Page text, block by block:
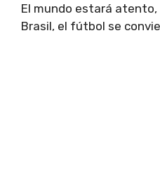
El mundo estará
Brasil, el fútbol se